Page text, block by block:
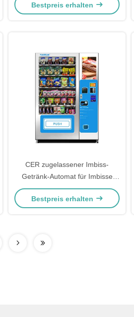
Bestpreis erhalten
CER zugelassener Imbiss-
Getränk-Automat für Imbisse
Chips Biscuit Bread
Bestpreis erhalten